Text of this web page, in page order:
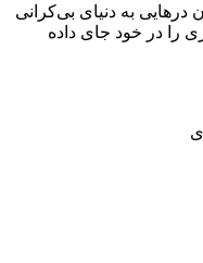
درهایی به دنیای بی‌کرانی
را در خود جای داده